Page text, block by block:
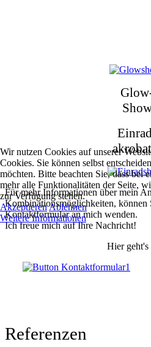
Für mehr Informationen über mein
Kombinationsmöglichkeiten, können
Kontaktformular an mich wenden.
Ich freue mich auf Ihre Nachricht!
Hier geht's
Referenzen
Wir nutzen Cookies auf unserer
Cookies. Sie können selbst
möchten. Bitte beachten Sie, dass
mehr alle Funktionalitäten der Seite,
zur Verfügung stehen.
AkzeptierenAblehnen
Weitere Informationen